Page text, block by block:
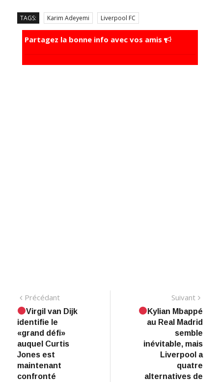
TAGS: Karim Adeyemi Liverpool FC
Partagez la bonne info avec vos amis
Navigation
de
l’article
PrécédantPrécédant:
Virgil van Dijk
identifie le
«grand défi»
auquel Curtis
Jones est
maintenant
confronté
Suivant
Kylian Mbappé
au Real Madrid
semble
inévitable, mais
Liverpool a
quatre
alternatives de